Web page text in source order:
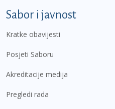
Sabor i javnost
Kratke obavijesti
Posjeti Saboru
Akreditacije medija
Pregledi rada